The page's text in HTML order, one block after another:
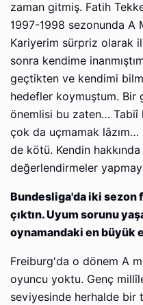
zaman gitmiş. Fatih
1997-1998 sezonunda A
Kariyerim sürpriz olarak
sonra kendime
geçtikten ve kendimi
hedefler koymuştum. Bir
önemlisi bu zaten… Tabiî
çok da uçmamak
de kötü. Kendin
değerlendirmeler
Bundesliga'da iki sezon
çıktın. Uyum sorunu
oynamandaki en büyük
Freiburg'da o dönem A
oyuncu yoktu. Genç
seviyesinde herhalde bir